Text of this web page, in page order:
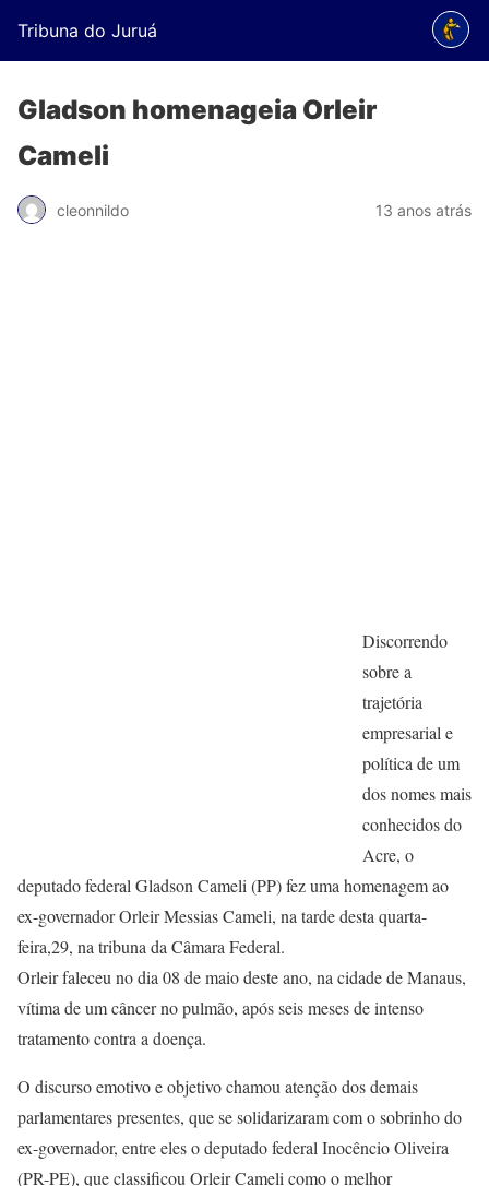
Tribuna do Juruá
Gladson homenageia Orleir
Cameli
cleonnildo 13 anos atrás
Discorrendo
sobre a
trajetória
empresarial e
política de um
dos nomes mais
conhecidos do
Acre, o
deputado federal Gladson Cameli (PP) fez uma homenagem ao
ex-governador Orleir Messias Cameli, na tarde desta quarta-
feira,29, na tribuna da Câmara Federal.
Orleir faleceu no dia 08 de maio deste ano, na cidade de Manaus,
vítima de um câncer no pulmão, após seis meses de intenso
tratamento contra a doença.
O discurso emotivo e objetivo chamou atenção dos demais
parlamentares presentes, que se solidarizaram com o sobrinho do
ex-governador, entre eles o deputado federal Inocêncio Oliveira
(PR-PE), que classificou Orleir Cameli como o melhor